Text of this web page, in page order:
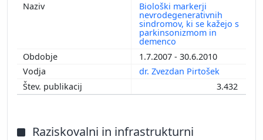
Biološki markerji
nevrodegenerativnih
sindromov, ki se kažejo s
parkinsonizmom in
demenco
1.7.2007 - 30.6.2010
dr. Zvezdan Pirtošek
3.432
Raziskovalni in infrastrukturni